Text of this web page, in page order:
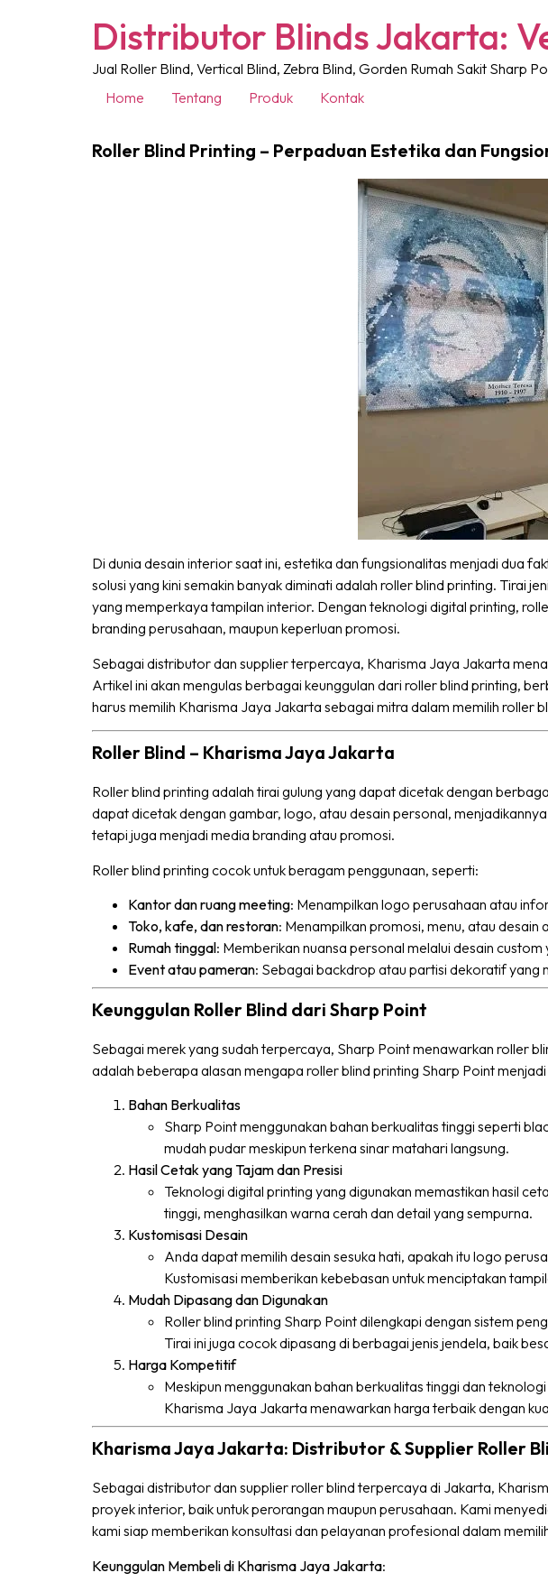
Distributor Blinds Jakarta:
Jual Roller Blind, Vertical Blind, Zebra Blind, Gorden Rumah Sakit Sharp
Home
Tentang Produk Kontak
Roller Blind Printing – Perpaduan Estetika dan
Di dunia desain interior saat ini, estetika dan fungsionalitas menjadi dua
solusi yang kini semakin banyak diminati adalah roller blind printing. Tirai
yang memperkaya tampilan interior. Dengan teknologi digital printing,
branding perusahaan, maupun keperluan promosi.
Sebagai distributor dan supplier terpercaya, Kharisma Jaya Jakarta
Artikel ini akan mengulas berbagai keunggulan dari roller blind printing,
harus memilih Kharisma Jaya Jakarta sebagai mitra dalam memilih roller
Roller Blind – Kharisma Jaya Jakarta
Roller blind printing adalah tirai gulung yang dapat dicetak dengan
dapat dicetak dengan gambar, logo, atau desain personal,
tetapi juga menjadi media branding atau promosi.
Roller blind printing cocok untuk beragam penggunaan, seperti:
Kantor dan ruang meeting: Menampilkan logo perusahaan atau
Toko, kafe, dan restoran: Menampilkan promosi, menu, atau desain
Rumah tinggal: Memberikan nuansa personal melalui desain
Event atau pameran: Sebagai backdrop atau partisi dekoratif yang
Keunggulan Roller Blind dari Sharp Point
Sebagai merek yang sudah terpercaya, Sharp Point menawarkan roller
adalah beberapa alasan mengapa roller blind printing Sharp Point
Bahan Berkualitas
Sharp Point menggunakan bahan berkualitas tinggi seperti
mudah pudar meskipun terkena sinar matahari langsung.
Hasil Cetak yang Tajam dan Presisi
Teknologi digital printing yang digunakan memastikan hasil
tinggi, menghasilkan warna cerah dan detail yang sempurna.
Kustomisasi Desain
Anda dapat memilih desain sesuka hati, apakah itu logo
Kustomisasi memberikan kebebasan untuk menciptakan
Mudah Dipasang dan Digunakan
Roller blind printing Sharp Point dilengkapi dengan sistem
Tirai ini juga cocok dipasang di berbagai jenis jendela, baik
Harga Kompetitif
Meskipun menggunakan bahan berkualitas tinggi dan
Kharisma Jaya Jakarta menawarkan harga terbaik dengan
Kharisma Jaya Jakarta: Distributor & Supplier Roller
Sebagai distributor dan supplier roller blind terpercaya di Jakarta,
proyek interior, baik untuk perorangan maupun perusahaan. Kami
kami siap memberikan konsultasi dan pelayanan profesional dalam
Keunggulan Membeli di Kharisma Jaya Jakarta: